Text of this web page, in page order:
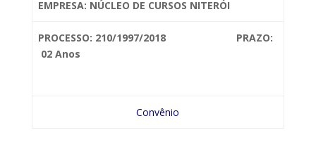
EMPRESA: NÚCLEO DE CURSOS NITERÓI
PROCESSO: 210/1997/2018 PRAZO:
02 Anos
Convênio